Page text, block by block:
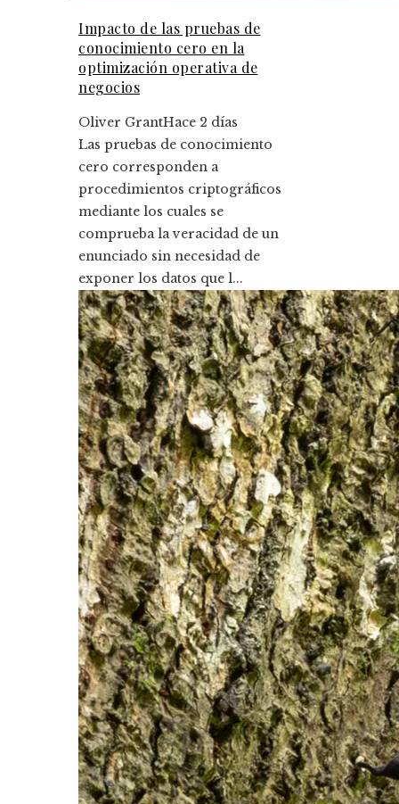
Impacto de las pruebas de
conocimiento cero en la
optimización operativa de
negocios
Oliver GrantHace 2 días
Las pruebas de conocimiento
cero corresponden a
procedimientos criptográficos
mediante los cuales se
comprueba la veracidad de un
enunciado sin necesidad de
exponer los datos que l...